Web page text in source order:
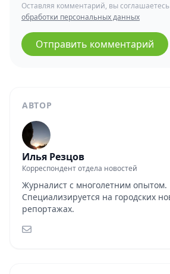
АВТОР
Илья Резцов
Корреспондент отдела новостей
Журналист с многолетним опытом.
Специализируется на городских
репортажах.
Оставляя комментарий, вы соглашаетесь
обработки персональных данных
Отправить комментарий